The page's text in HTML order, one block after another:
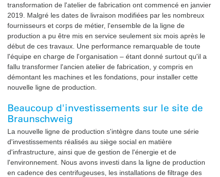
transformation de l'atelier de fabrication ont commencé en janvier
2019. Malgré les dates de livraison modifiées par les nombreux
fournisseurs et corps de métier, l'ensemble de la ligne de
production a pu être mis en service seulement six mois après le
début de ces travaux. Une performance remarquable de toute
l'équipe en charge de l'organisation – étant donné surtout qu'il a
fallu transformer l'ancien atelier de fabrication, y compris en
démontant les machines et les fondations, pour installer cette
nouvelle ligne de production.
Beaucoup d'investissements sur le site de
Braunschweig
La nouvelle ligne de production s'intègre dans toute une série
d'investissements réalisés au siège social en matière
d'infrastructure, ainsi que de gestion de l'énergie et de
l'environnement. Nous avons investi dans la ligne de production
en cadence des centrifugeuses, les installations de filtrage des